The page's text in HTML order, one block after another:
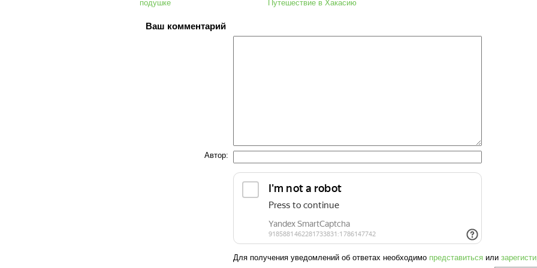
подушке Путешествие в Хакасию
Ваш комментарий
Автор:
Для получения уведомлений об ответах необходимо представиться или